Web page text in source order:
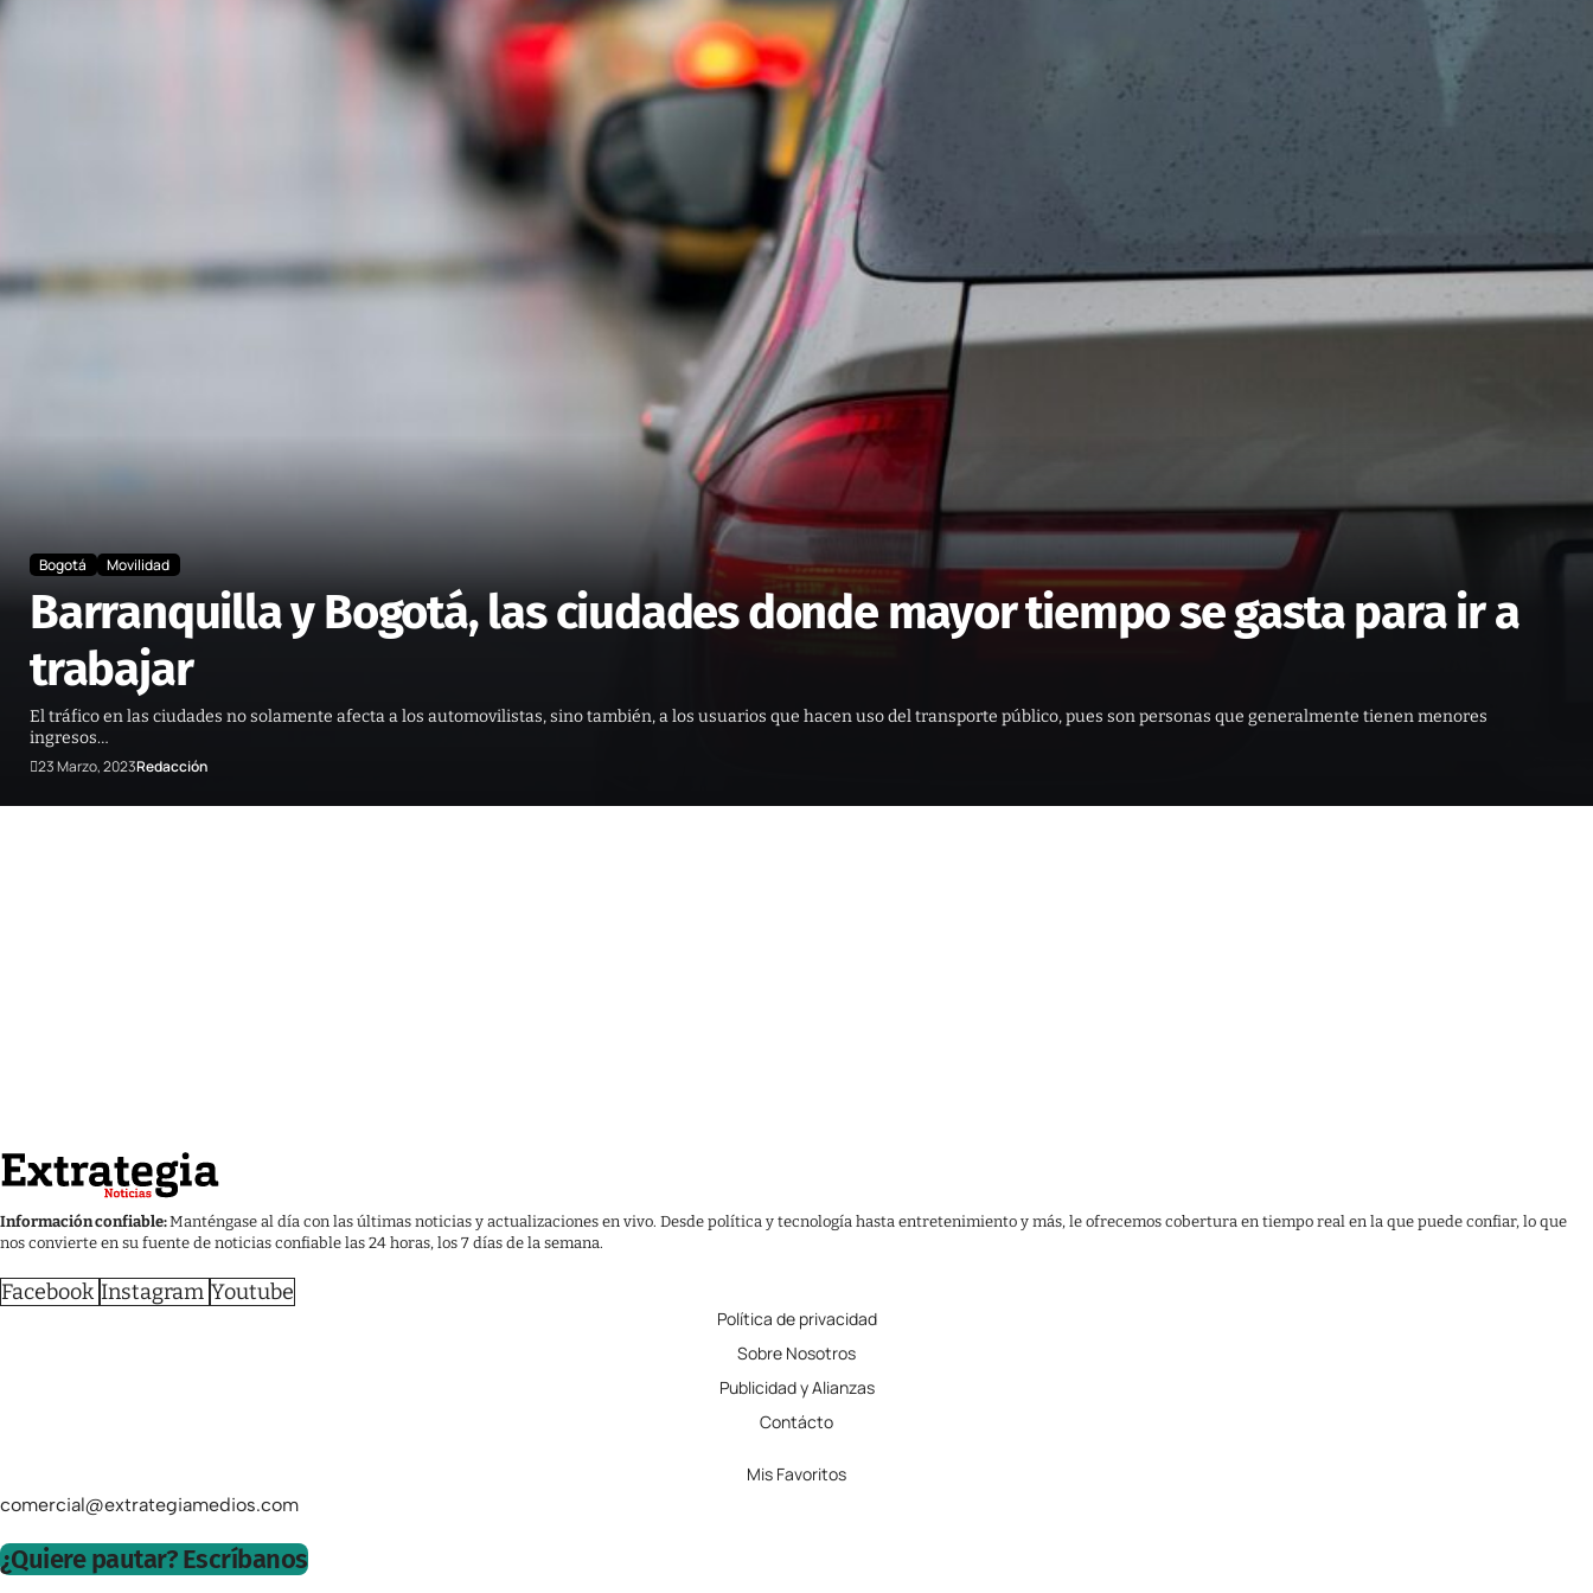
Bogotá Movilidad
Barranquilla y Bogotá, las ciudades donde mayor tiempo se gasta para ir a
trabajar
El tráfico en las ciudades no solamente afecta a los automovilistas, sino también, a los usuarios que hacen uso del transporte público, pues son personas que generalmente tienen menores
ingresos…
23 Marzo, 2023Redacción
Información confiable:Manténgase al día con las últimas noticias y actualizaciones en vivo. Desde política y tecnología hasta entretenimiento y más, le ofrecemos cobertura en tiempo real en la que puede confiar, lo que
nos convierte en su fuente de noticias confiable las 24 horas, los 7 días de la semana.
Facebook Instagram Youtube
Política de privacidad
Sobre Nosotros
Publicidad y Alianzas
Contácto
Mis Favoritos
comercial@extrategiamedios.com
¿Quiere pautar? Escríbanos